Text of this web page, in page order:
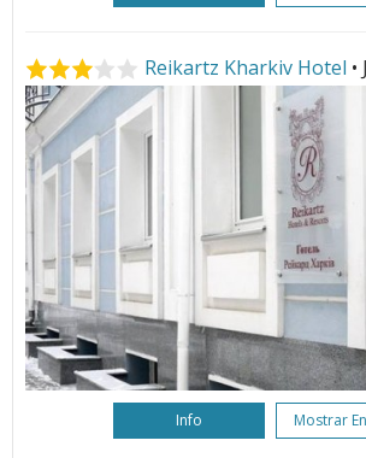
Reikartz Kharkiv Hotel
Info Mostrar